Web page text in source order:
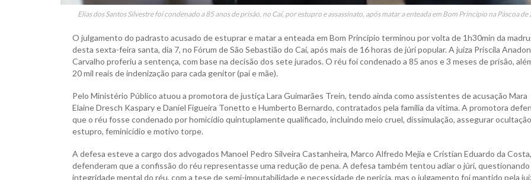
Elias dos Santos Silvestre foi condenado a 85 anos de prisão, no Caí, por estupro e assassinato, após matar a enteada em Bom Princípio na Páscoa de
O julgamento do padrasto acusado de estuprar e matar a enteada em Bom Princípio terminou por volta de 1h30min da
desta sexta-feira santa, dia 7, no Fórum de São Sebastião do Caí, após mais de 16 horas de júri popular. A juíza Priscila Anadon
Carvalho proferiu a sentença, com base na decisão dos sete jurados. O réu foi condenado a 85 anos e 3 meses de prisão,
20 mil reais de indenização para cada genitor (pai e mãe).
Pelo Ministério Público atuou a promotora de justiça Lara Guimarães Trein, tendo ainda como assistentes de acusação Mara
Elaine Dresch Kaspary e Daniel Figueira Tonetto e Humberto Bernardo, contratados pela família da vítima. A promotora
que o réu fosse condenado por homicídio quintuplamente qualificado, incluindo meio cruel, dissimulação, assegurar
estupro, feminicídio e motivo torpe.
A defesa esteve a cargo dos advogados Manoel Pedro Silveira Castanheira, Marco Alfredo Mejía e Cristian Eduardo da
defenderam que a confissão do réu representasse uma redução de pena. A defesa também tentou adiar o júri, questionando
integridade mental do réu, com a tese de semi-imputabilidade e necessidade de perícia, mas o julgamento foi mantido pela